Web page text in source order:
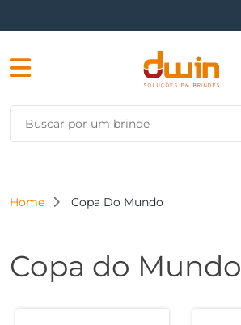
Home Copa Do Mundo
Copa do Mundo